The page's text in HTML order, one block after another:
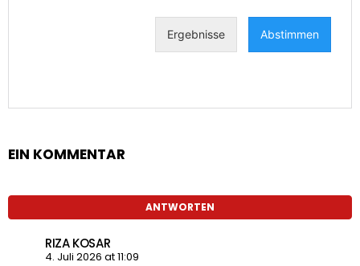
EIN KOMMENTAR
ANTWORTEN
RIZA KOSAR
4. Juli 2026 at 11:09